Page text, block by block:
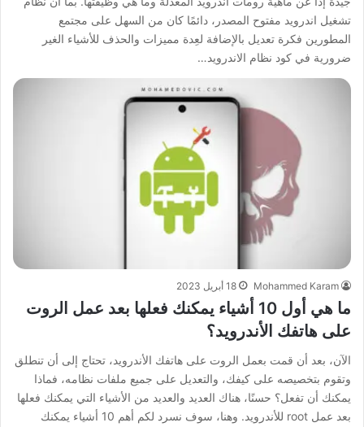
تشغيل اندرويد مفتوح المصدر، دائمًا كان من السهل على مجتمع
المطورين فكرة تعديل بالإضافة لعِدة مميزات والحذف للأشياء الغير
ضرورية في كود نظام الاندرويد…
Mohammed Karam 18 أبريل 2023
ما هي أول 10 أشياء يمكنك فعلها بعد عمل الروت
على هاتفك الأندرويد؟
الآن، بعد أن قمت بعمل الروت على هاتفك الأندرويد، تحتاج إلى أن تنطلق
وتقوم بتخصيصه على كيفك، والتعديل على جميع ملفات نظامه، فماذا
يمكنك أن تفعل؟ حسنًا، هناك العديد والعديد من الأشياء التي يمكنك فعلها
بعد عمل root للأندرويد. وهنا، سوف نسرد لكم أهم 10 أشياء يمكنك